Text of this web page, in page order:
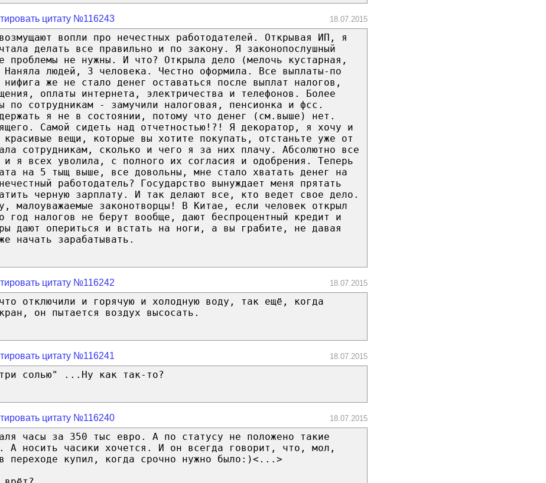
цитату №116243 18.07.2015
вопли про нечестных работодателей. Открывая ИП, я
делать все правильно и по закону. Я законопослушный
проблемы не нужны. И что? Открыла дело (мелочь кустарная,
людей, 3 человека. Честно оформила. Все выплаты-по
же не стало денег оставаться после выплат налогов,
оплаты интернета, электричества и телефонов. Более
по сотрудникам - замучили налоговая, пенсионка и фсс.
держать я не в состоянии, потому что денег (см.выше) нет.
Самой сидеть над отчетностью!?! Я декоратор, я хочу и
красивые вещи, которые вы хотите покупать, отстаньте уже от
сотрудникам, сколько и чего я за них плачу. Абсолютно все
и я всех уволила, с полного их согласия и одобрения. Теперь
на 5 тыщ выше, все довольны, мне стало хватать денег на
работодатель? Государство вынуждает меня прятать
черную зарплату. И так делают все, кто ведет свое дело.
малоуважаемые законотворцы! В Китае, если человек открыл
год налогов не берут вообще, дают беспроцентный кредит и
дают опериться и встать на ноги, а вы грабите, не давая
начать зарабатывать.
цитату №116242 18.07.2015
отключили и горячую и холодную воду, так ещё, когда
он пытается воздух высосать.
цитату №116241 18.07.2015
солью" ...Ну как так-то?
цитату №116240 18.07.2015
часы за 350 тыс евро. А по статусу не положено такие
А носить часики хочется. И он всегда говорит, что, мол,
переходе купил, когда срочно нужно было:)<...>